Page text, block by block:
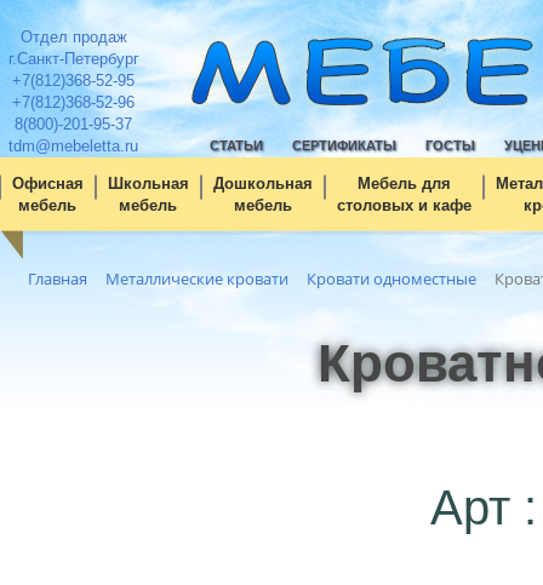
Отдел продаж
г.Санкт-Петербург
+7(812)368-52-95
+7(812)368-52-96
8(800)-201-95-37
tdm@mebeletta.ru
СТАТЬИ СЕРТИФИКАТЫ ГОСТЫ
Офисная
мебель
Школьная
мебель
Дошкольная
мебель
Мебель для
столовых и кафе
Главная Металлические кровати Кровати одноместные
Арт